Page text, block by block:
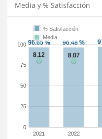
Media y % Satisfacción
2021 2022
0
25
50
75
100
% Satisfacción
Media